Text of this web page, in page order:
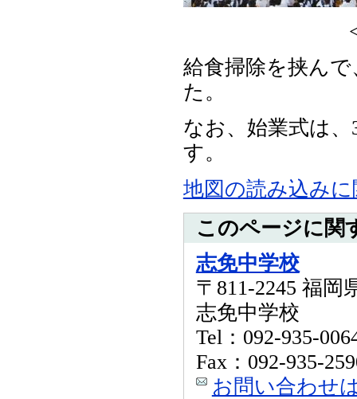
<表彰式
給食掃除を挟ん
た。
なお、始業式は
す。
地図の読み込み
このページに関
志免中学校
〒811-2245 福岡
志免中学校
Tel：092-935-
Fax：092-935-
お問い合わせ